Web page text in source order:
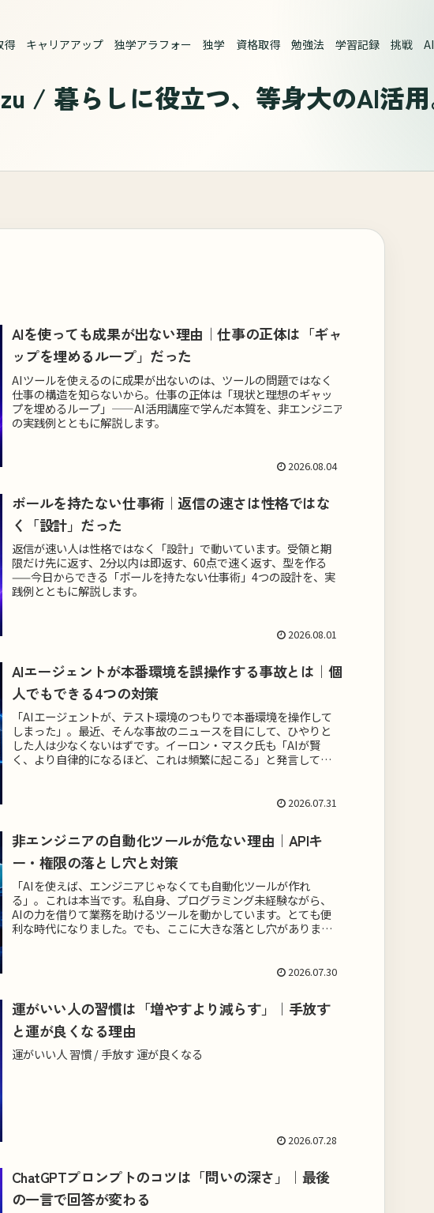
得 キャリアアップ 独学アラフォー 独学 資格取得 勉強法 学習記録 挑戦 AI
AIを使っても成果が出ない理由｜仕事の正体は「ギャ
ップを埋めるループ」だった
AIツールを使えるのに成果が出ないのは、ツールの問題ではなく
仕事の構造を知らないから。仕事の正体は「現状と理想のギャッ
プを埋めるループ」——AI活用講座で学んだ本質を、非エンジニア
の実践例とともに解説します。
2026.08.04
ボールを持たない仕事術｜返信の速さは性格ではな
く「設計」だった
返信が速い人は性格ではなく「設計」で動いています。受領と期
限だけ先に返す、2分以内は即返す、60点で速く返す、型を作る
——今日からできる「ボールを持たない仕事術」4つの設計を、実
践例とともに解説します。
2026.08.01
AIエージェントが本番環境を誤操作する事故とは｜個
人でもできる4つの対策
「AIエージェントが、テスト環境のつもりで本番環境を操作して
しまった」。最近、そんな事故のニュースを目にして、ひやりと
した人は少なくないはずです。イーロン・マスク氏も「AIが賢
く、より自律的になるほど、これは頻繁に起こる」と発言してい
2026.07.31
非エンジニアの自動化ツールが危ない理由｜APIキ
ー・権限の落とし穴と対策
「AIを使えば、エンジニアじゃなくても自動化ツールが作れ
る」。これは本当です。私自身、プログラミング未経験ながら、
AIの力を借りて業務を助けるツールを動かしています。とても便
利な時代になりました。でも、ここに大きな落とし穴がありま
2026.07.30
運がいい人の習慣は「増やすより減らす」｜手放す
と運が良くなる理由
運がいい人 習慣 / 手放す 運が良くなる
2026.07.28
ChatGPTプロンプトのコツは「問いの深さ」｜最後
の一言で回答が変わる